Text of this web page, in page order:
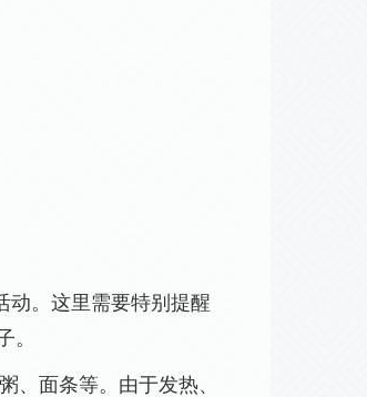
动。这里需要特别提醒
子。
、面条等。由于发热、